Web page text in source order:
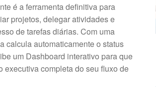
R$39,90.
é a ferramenta definitiva para
projetos, delegar atividades e
de tarefas diárias. Com uma
calcula automaticamente o status
um Dashboard interativo para que
executiva completa do seu fluxo de